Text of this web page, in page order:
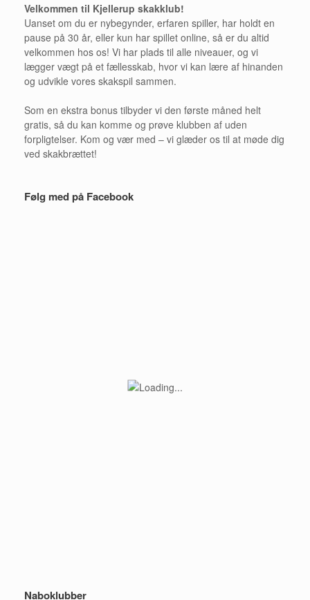
Velkommen til Kjellerup skakklub!
Uanset om du er nybegynder, erfaren spiller, har holdt en
pause på 30 år, eller kun har spillet online, så er du altid
velkommen hos os! Vi har plads til alle niveauer, og vi
lægger vægt på et fællesskab, hvor vi kan lære af hinanden
og udvikle vores skakspil sammen.
Som en ekstra bonus tilbyder vi den første måned helt
gratis, så du kan komme og prøve klubben af uden
forpligtelser. Kom og vær med – vi glæder os til at møde dig
ved skakbrættet!
Følg med på Facebook
Naboklubber